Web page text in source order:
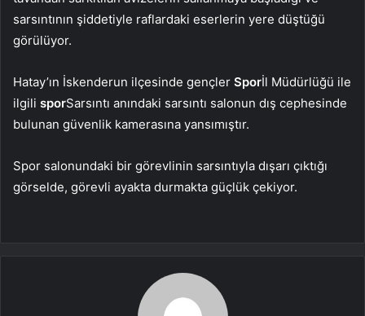
sarsıntının şiddetiyle raflardaki eserlerin yere düştüğü
görülüyor.
Hatay’ın İskenderun ilçesinde gençler Sporİl Müdürlüğü ile
ilgili sporSarsıntı anındaki sarsıntı salonun dış cephesinde
bulunan güvenlik kamerasına yansımıştır.
Spor salonundaki bir görevlinin sarsıntıyla dışarı çıktığı
görselde, görevli ayakta durmakta güçlük çekiyor.